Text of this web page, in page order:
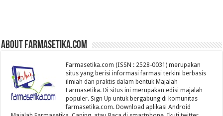
About farmasetika.com
Farmasetika.com (ISSN : 2528-0031) merupakan
situs yang berisi informasi farmasi terkini berbasis
ilmiah dan praktis dalam bentuk Majalah
Farmasetika. Di situs ini merupakan edisi majalah
populer. Sign Up untuk bergabung di komunitas
farmasetika.com. Download aplikasi Android